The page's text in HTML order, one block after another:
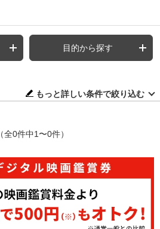
目的から探す
もっと詳しい条件で絞り込む
（全0件中1〜0件）